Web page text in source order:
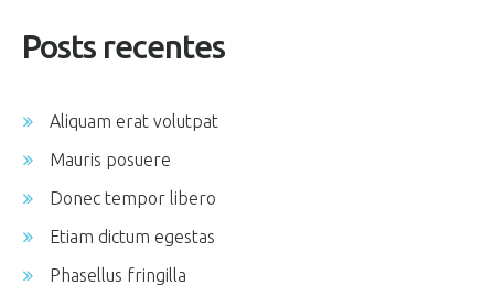
Posts recentes
Aliquam erat volutpat
Mauris posuere
Donec tempor libero
Etiam dictum egestas
Phasellus fringilla